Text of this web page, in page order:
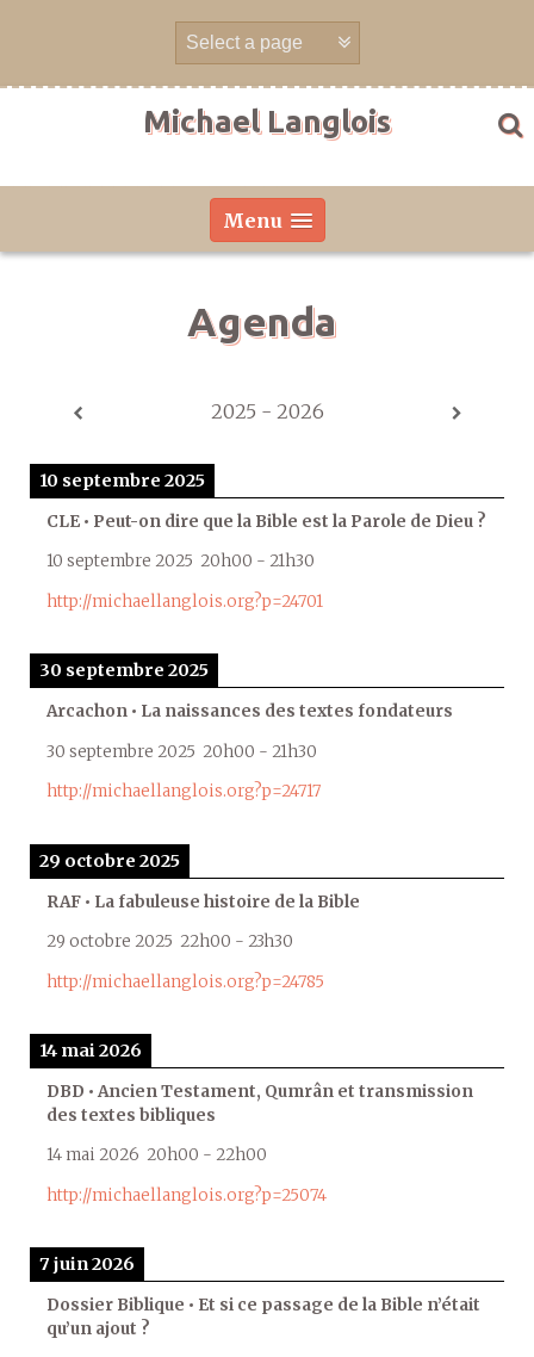
Michael Langlois
Menu
Agenda
2025 - 2026
10 septembre 2025
CLE • Peut-on dire que la Bible est la Parole de Dieu ?
10 septembre 2025 20h00 - 21h30
http://michaellanglois.org?p=24701
30 septembre 2025
Arcachon • La naissances des textes fondateurs
30 septembre 2025 20h00 - 21h30
http://michaellanglois.org?p=24717
29 octobre 2025
RAF • La fabuleuse histoire de la Bible
29 octobre 2025 22h00 - 23h30
http://michaellanglois.org?p=24785
14 mai 2026
DBD • Ancien Testament, Qumrân et transmission
des textes bibliques
14 mai 2026 20h00 - 22h00
http://michaellanglois.org?p=25074
7 juin 2026
Dossier Biblique • Et si ce passage de la Bible n’était
qu’un ajout ?